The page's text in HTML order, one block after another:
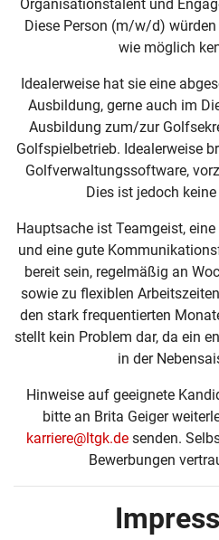
Organisationstalent und
Diese Person (m/w/d)
wie möglich
Idealerweise hat sie eine
Ausbildung, gerne auch im
Ausbildung zum/zur
Golfspielbetrieb. Idealerweise
Golfverwaltungssoftware,
Dies ist jedoch
Hauptsache ist Teamgeist,
und eine gute
bereit sein, regelmäßig an
sowie zu flexiblen
den stark frequentierten
stellt kein Problem dar, da ein
in der
Hinweise auf geeignete
bitte an Brita Geiger
karriere@ltgk.de senden.
Bewerbungen